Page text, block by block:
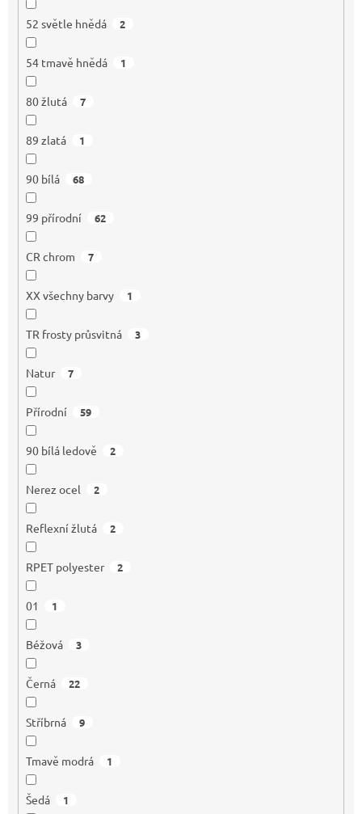
52 světle hnědá 2
54 tmavě hnědá 1
80 žlutá 7
89 zlatá 1
90 bílá 68
99 přírodní 62
CR chrom 7
XX všechny barvy 1
TR frosty průsvitná 3
Natur 7
Přírodní 59
90 bílá ledově 2
Nerez ocel 2
Reflexní žlutá 2
RPET polyester 2
01 1
Béžová 3
Černá 22
Stříbrná 9
Tmavě modrá 1
Šedá 1